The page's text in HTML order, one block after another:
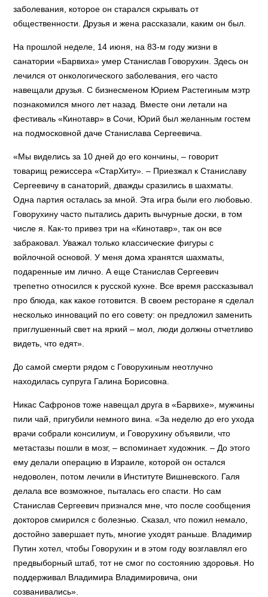
заболевания, которое он старался скрывать от
общественности. Друзья и жена рассказали, каким он был.
На прошлой неделе, 14 июня, на 83-м году жизни в
санатории «Барвиха» умер Станислав Говорухин. Здесь он
лечился от онкологического заболевания, его часто
навещали друзья. С бизнесменом Юрием Растегиным мэтр
познакомился много лет назад. Вместе они летали на
фестиваль «Кинотавр» в Сочи, Юрий был желанным гостем
на подмосковной даче Станислава Сергеевича.
«Мы виделись за 10 дней до его кончины, – говорит
товарищ режиссера «СтарХиту». – Приезжал к Станиславу
Сергеевичу в санаторий, дважды сразились в шахматы.
Одна партия осталась за мной. Эта игра были его любовью.
Говорухину часто пытались дарить вычурные доски, в том
числе я. Как-то привез три на «Кинотавр», так он все
забраковал. Уважал только классические фигуры с
войлочной основой. У меня дома хранятся шахматы,
подаренные им лично. А еще Станислав Сергеевич
трепетно относился к русской кухне. Все время рассказывал
про блюда, как какое готовится. В своем ресторане я сделал
несколько инноваций по его совету: он предложил заменить
приглушенный свет на яркий – мол, люди должны отчетливо
видеть, что едят».
До самой смерти рядом с Говорухиным неотлучно
находилась супруга Галина Борисовна.
Никас Сафронов тоже навещал друга в «Барвихе», мужчины
пили чай, пригубили немного вина. «За неделю до его ухода
врачи собрали консилиум, и Говорухину объявили, что
метастазы пошли в мозг, – вспоминает художник. – До этого
ему делали операцию в Израиле, которой он остался
недоволен, потом лечили в Институте Вишневского. Галя
делала все возможное, пыталась его спасти. Но сам
Станислав Сергеевич признался мне, что после сообщения
докторов смирился с болезнью. Сказал, что пожил немало,
достойно завершает путь, многие уходят раньше. Владимир
Путин хотел, чтобы Говорухин и в этом году возглавлял его
предвыборный штаб, тот не смог по состоянию здоровья. Но
поддерживал Владимира Владимировича, они
созванивались».